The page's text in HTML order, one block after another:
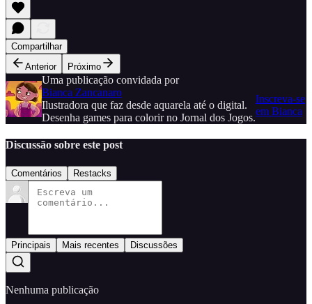
Compartilhar
Anterior
Próximo
Uma publicação convidada por
Bianca Zancanaro
Ilustradora que faz desde aquarela até o digital.
Desenha games para colorir no Jornal dos Jogos.
Inscreva-se
em Bianca
Discussão sobre este post
Comentários Restacks
Principais Mais recentes Discussões
Nenhuma publicação